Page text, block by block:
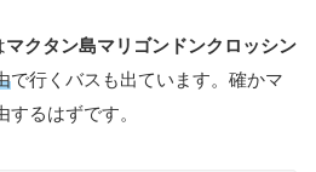
マクタン島マリゴンドンクロッシン
で行くバスも出ています。確かマ
るはずです。